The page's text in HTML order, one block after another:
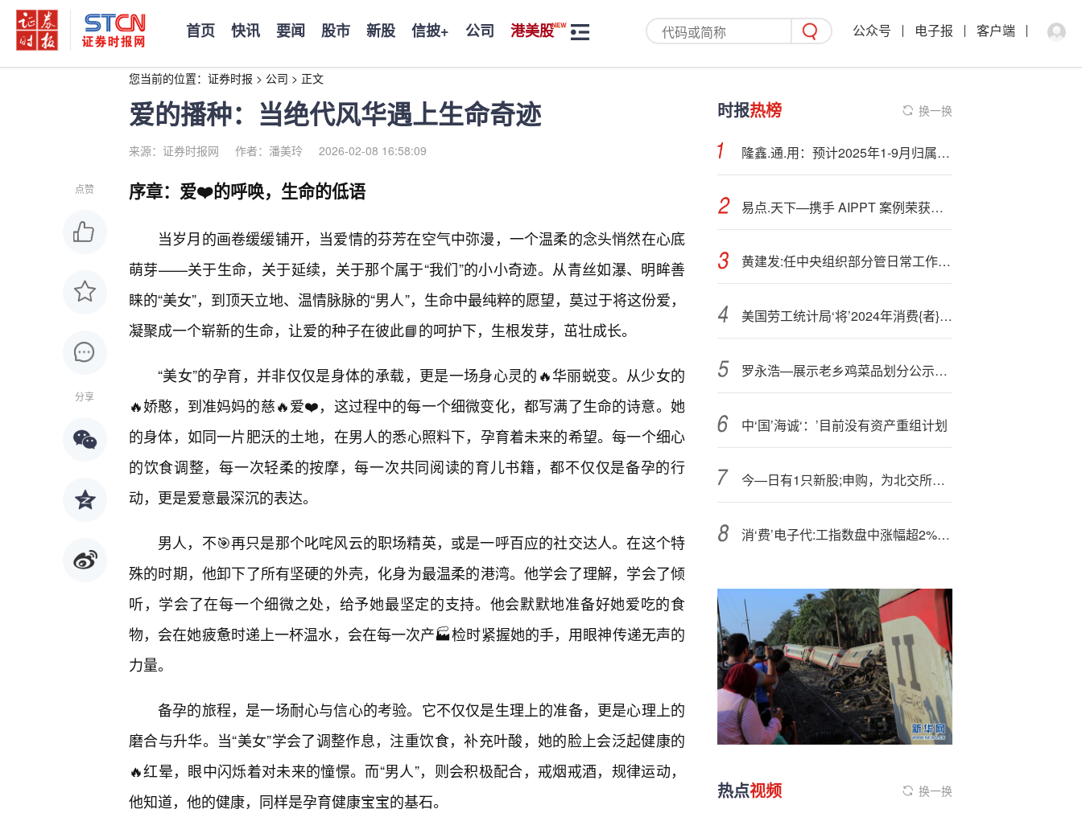
首页 快讯 要闻 股市 新股 信披+ 公司 港美股 公众号 电子报 客户端
您当前的位置： 证券时报 > 公司 > 正文
爱的播种：当绝代风华遇上生命奇迹
来源：证券时报网 作者：潘美玲 2026-02-08 16:58:09
点赞
分享
序章：爱❤️的呼唤，生命的低语
当岁月的画卷缓缓铺开，当爱情的芬芳在空气中弥漫，一个温柔的念头悄然在心底
萌芽——关于生命，关于延续，关于那个属于“我们”的小小奇迹。从青丝如瀑、明眸善
睐的“美女”，到顶天立地、温情脉脉的“男人”，生命中最纯粹的愿望，莫过于将这份爱，
凝聚成一个崭新的生命，让爱的种子在彼此📘的呵护下，生根发芽，茁壮成长。
“美女”的孕育，并非仅仅是身体的承载，更是一场身心灵的🔥华丽蜕变。从少女的
🔥娇憨，到准妈妈的慈🔥爱❤️，这过程中的每一个细微变化，都写满了生命的诗意。她
的身体，如同一片肥沃的土地，在男人的悉心照料下，孕育着未来的希望。每一个细心
的饮食调整，每一次轻柔的按摩，每一次共同阅读的育儿书籍，都不仅仅是备孕的行
动，更是爱意最深沉的表达。
男人，不🎯再只是那个叱咤风云的职场精英，或是一呼百应的社交达人。在这个特
殊的时期，他卸下了所有坚硬的外壳，化身为最温柔的港湾。他学会了理解，学会了倾
听，学会了在每一个细微之处，给予她最坚定的支持。他会默默地准备好她爱吃的食
物，会在她疲惫时递上一杯温水，会在每一次产🏭检时紧握她的手，用眼神传递无声的
力量。
备孕的旅程，是一场耐心与信心的考验。它不仅仅是生理上的准备，更是心理上的
磨合与升华。当“美女”学会了调整作息，注重饮食，补充叶酸，她的脸上会泛起健康的
🔥红晕，眼中闪烁着对未来的憧憬。而“男人”，则会积极配合，戒烟戒酒，规律运动，
他知道，他的健康，同样是孕育健康宝宝的基石。
时报热榜 换一换
隆鑫.通.用：预计2025年1-9月归属净利润盈利15.2亿元至16.2亿元
易点.天下—携手 AIPPT 案例荣获智擎奖金奖，开辟 AI 办公出海新路径
黄建发:任中央组织部分管日常工作的副部长
美国劳工统计局‘将’2024年消费{者}支出数据发布时间推迟至10月30日
罗永浩—展示老乡鸡菜品划分公示牌 称以后准备去试试
中‘国’海诚‘：’目前没有资产重组计划
今—日有1只新股;申购，为北交所的精创电气
消‘费’电子代:工指数盘中涨幅超2%，工业富联冲击涨停
热点视频 换一换